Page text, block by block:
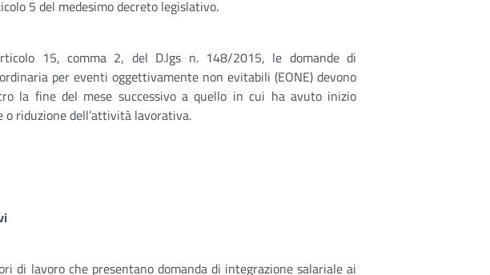
5 del medesimo decreto legislativo.
15, comma 2, del D.lgs n. 148/2015, le domande di
per eventi oggettivamente non evitabili (EONE) devono
la fine del mese successivo a quello in cui ha avuto inizio
o riduzione dell’attività lavorativa.
di lavoro che presentano domanda di integrazione salariale ai